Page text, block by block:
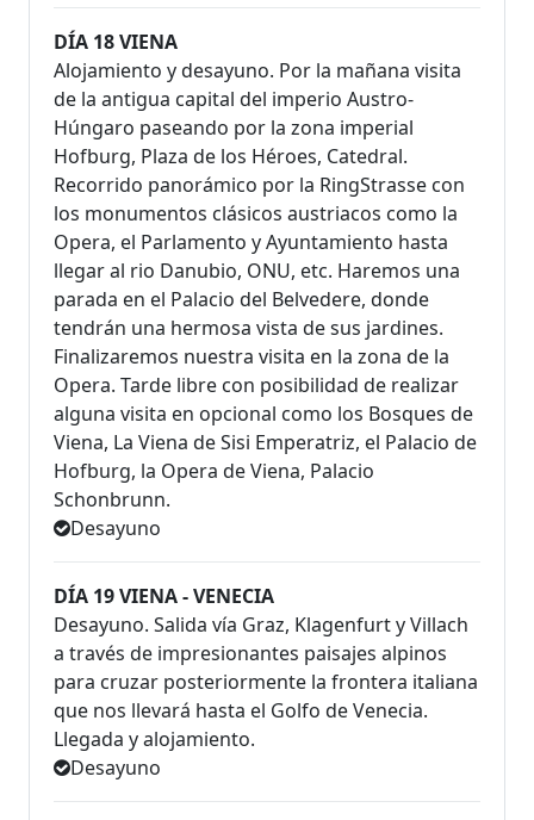
DÍA 18 VIENA
Alojamiento y desayuno. Por la mañana visita
de la antigua capital del imperio Austro-
Húngaro paseando por la zona imperial
Hofburg, Plaza de los Héroes, Catedral.
Recorrido panorámico por la RingStrasse con
los monumentos clásicos austriacos como la
Opera, el Parlamento y Ayuntamiento hasta
llegar al rio Danubio, ONU, etc. Haremos una
parada en el Palacio del Belvedere, donde
tendrán una hermosa vista de sus jardines.
Finalizaremos nuestra visita en la zona de la
Opera. Tarde libre con posibilidad de realizar
alguna visita en opcional como los Bosques de
Viena, La Viena de Sisi Emperatriz, el Palacio de
Hofburg, la Opera de Viena, Palacio
Schonbrunn.
Desayuno
DÍA 19 VIENA - VENECIA
Desayuno. Salida vía Graz, Klagenfurt y Villach
a través de impresionantes paisajes alpinos
para cruzar posteriormente la frontera italiana
que nos llevará hasta el Golfo de Venecia.
Llegada y alojamiento.
Desayuno